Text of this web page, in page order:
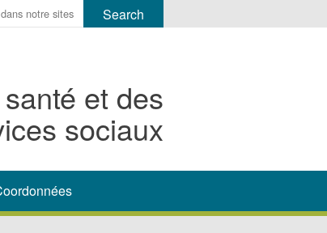
et des
sociaux